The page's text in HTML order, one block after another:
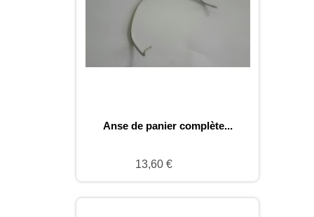
Anse de panier complète...
13,60 €